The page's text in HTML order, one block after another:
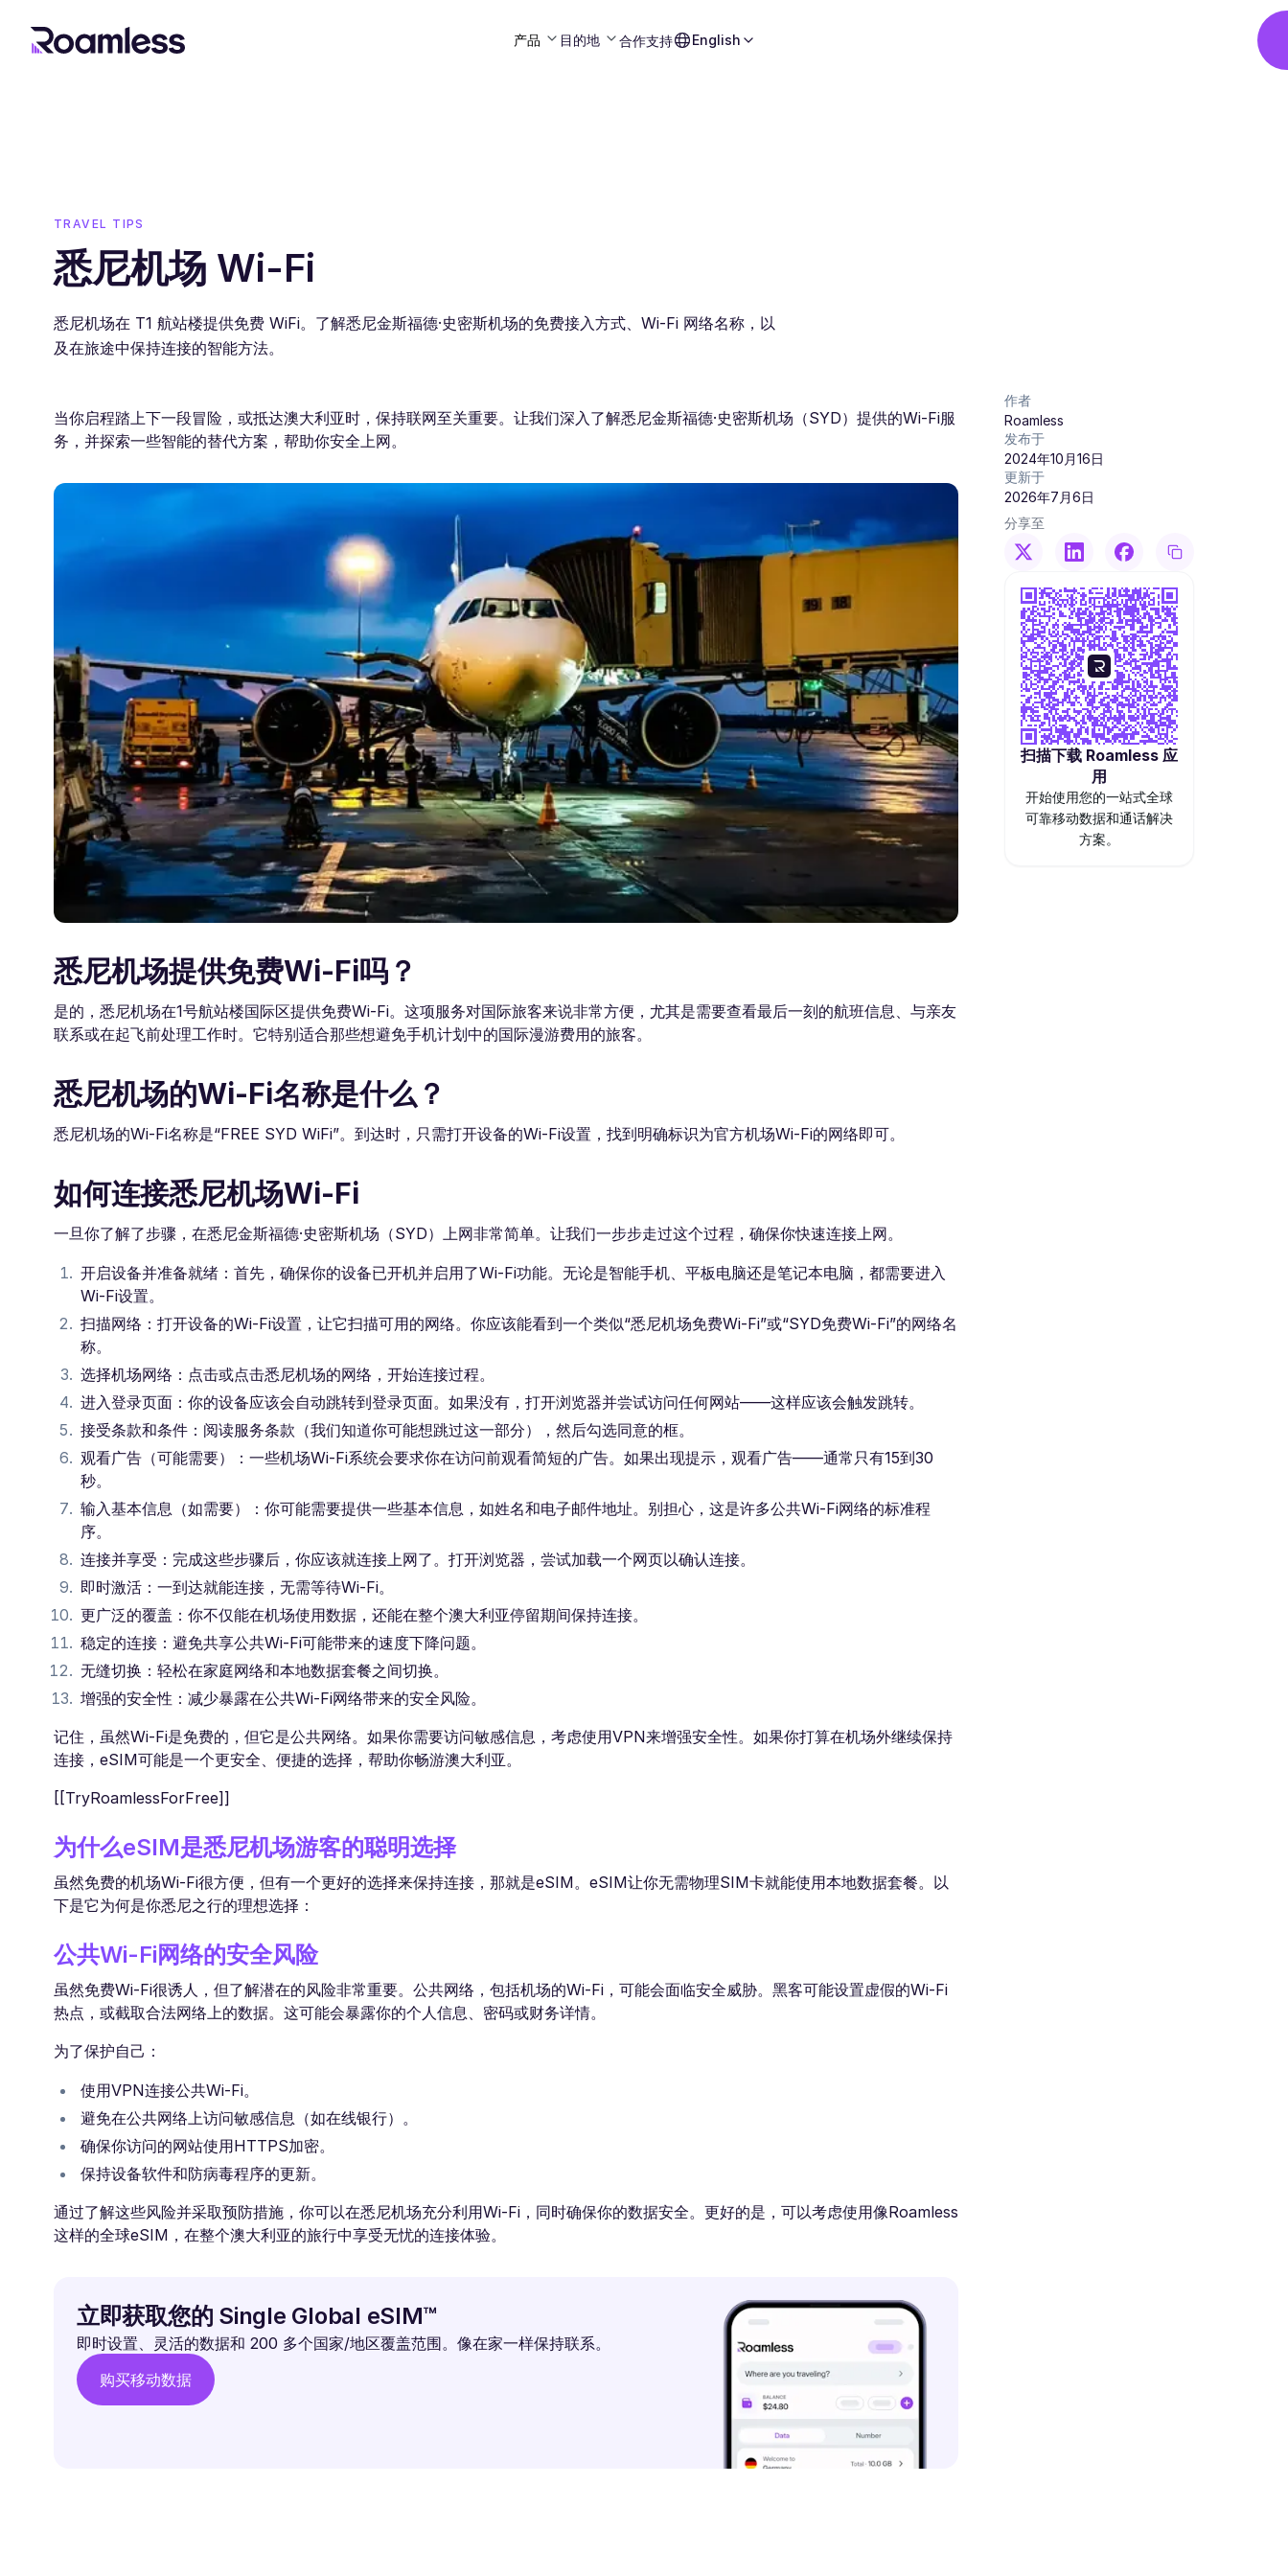
产品 目的地 合作支持 English
TRAVEL TIPS
悉尼机场 Wi-Fi
悉尼机场在 T1 航站楼提供免费 WiFi。了解悉尼金斯福德·史密斯机场的免费接入方式、Wi-Fi 网络名称，以
及在旅途中保持连接的智能方法。
当你启程踏上下一段冒险，或抵达澳大利亚时，保持联网至关重要。让我们深入了解悉尼金斯福德·史密斯机场（SYD）提供的Wi-Fi服
务，并探索一些智能的替代方案，帮助你安全上网。
悉尼机场提供免费Wi-Fi吗？
是的，悉尼机场在1号航站楼国际区提供免费Wi-Fi。这项服务对国际旅客来说非常方便，尤其是需要查看最后一刻的航班信息、与亲友
联系或在起飞前处理工作时。它特别适合那些想避免手机计划中的国际漫游费用的旅客。
悉尼机场的Wi-Fi名称是什么？
悉尼机场的Wi-Fi名称是“FREE SYD WiFi”。到达时，只需打开设备的Wi-Fi设置，找到明确标识为官方机场Wi-Fi的网络即可。
如何连接悉尼机场Wi-Fi
一旦你了解了步骤，在悉尼金斯福德·史密斯机场（SYD）上网非常简单。让我们一步步走过这个过程，确保你快速连接上网。
开启设备并准备就绪：首先，确保你的设备已开机并启用了Wi-Fi功能。无论是智能手机、平板电脑还是笔记本电脑，都需要进入
Wi-Fi设置。
扫描网络：打开设备的Wi-Fi设置，让它扫描可用的网络。你应该能看到一个类似“悉尼机场免费Wi-Fi”或“SYD免费Wi-Fi”的网络名
称。
选择机场网络：点击或点击悉尼机场的网络，开始连接过程。
进入登录页面：你的设备应该会自动跳转到登录页面。如果没有，打开浏览器并尝试访问任何网站——这样应该会触发跳转。
接受条款和条件：阅读服务条款（我们知道你可能想跳过这一部分），然后勾选同意的框。
观看广告（可能需要）：一些机场Wi-Fi系统会要求你在访问前观看简短的广告。如果出现提示，观看广告——通常只有15到30
秒。
输入基本信息（如需要）：你可能需要提供一些基本信息，如姓名和电子邮件地址。别担心，这是许多公共Wi-Fi网络的标准程
序。
连接并享受：完成这些步骤后，你应该就连接上网了。打开浏览器，尝试加载一个网页以确认连接。
即时激活：一到达就能连接，无需等待Wi-Fi。
更广泛的覆盖：你不仅能在机场使用数据，还能在整个澳大利亚停留期间保持连接。
稳定的连接：避免共享公共Wi-Fi可能带来的速度下降问题。
无缝切换：轻松在家庭网络和本地数据套餐之间切换。
增强的安全性：减少暴露在公共Wi-Fi网络带来的安全风险。
记住，虽然Wi-Fi是免费的，但它是公共网络。如果你需要访问敏感信息，考虑使用VPN来增强安全性。如果你打算在机场外继续保持
连接，eSIM可能是一个更安全、便捷的选择，帮助你畅游澳大利亚。
[[TryRoamlessForFree]]
为什么eSIM是悉尼机场游客的聪明选择
虽然免费的机场Wi-Fi很方便，但有一个更好的选择来保持连接，那就是eSIM。eSIM让你无需物理SIM卡就能使用本地数据套餐。以
下是它为何是你悉尼之行的理想选择：
公共Wi-Fi网络的安全风险
虽然免费Wi-Fi很诱人，但了解潜在的风险非常重要。公共网络，包括机场的Wi-Fi，可能会面临安全威胁。黑客可能设置虚假的Wi-Fi
热点，或截取合法网络上的数据。这可能会暴露你的个人信息、密码或财务详情。
为了保护自己：
使用VPN连接公共Wi-Fi。
避免在公共网络上访问敏感信息（如在线银行）。
确保你访问的网站使用HTTPS加密。
保持设备软件和防病毒程序的更新。
通过了解这些风险并采取预防措施，你可以在悉尼机场充分利用Wi-Fi，同时确保你的数据安全。更好的是，可以考虑使用像Roamless
这样的全球eSIM，在整个澳大利亚的旅行中享受无忧的连接体验。
立即获取您的 Single Global eSIM™
即时设置、灵活的数据和 200 多个国家/地区覆盖范围。像在家一样保持联系。
购买移动数据
作者
Roamless
发布于
2024年10月16日
更新于
2026年7月6日
分享至
扫描下载 Roamless 应
用
开始使用您的一站式全球
可靠移动数据和通话解决
方案。